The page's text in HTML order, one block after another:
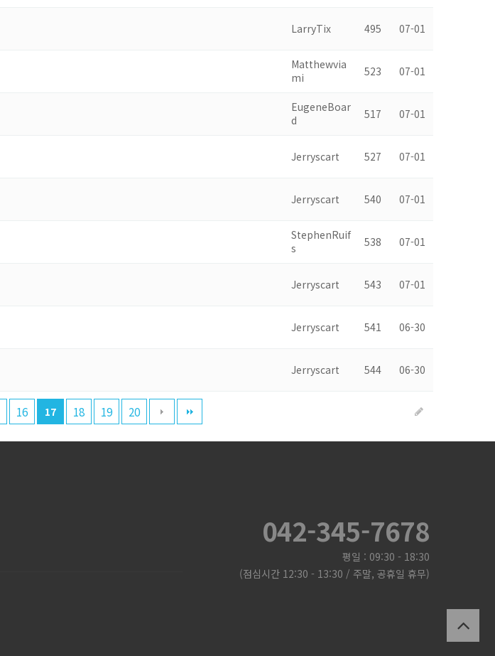
LarryTix 495 07-01
Matthewvia
mi
523 07-01
EugeneBoar
d
517 07-01
Jerryscart 527 07-01
Jerryscart 540 07-01
StephenRuif
s
538 07-01
Jerryscart 543 07-01
Jerryscart 541 06-30
Jerryscart 544 06-30
16 17 18 19 20
042-345-7678
평일 : 09:30 - 18:30
(점심시간 12:30 - 13:30 / 주말, 공휴일 휴무)